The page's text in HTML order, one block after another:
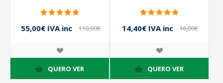
55,00€ IVA inc
110,00€
QUERO VER
2019 | 254214896R
14,40€ IVA inc
16,00€
QUERO VER